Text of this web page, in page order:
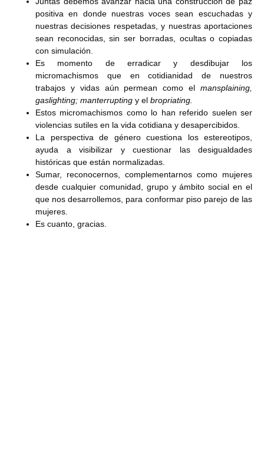
positiva en donde nuestras voces sean escuchadas y
nuestras decisiones respetadas, y nuestras aportaciones
sean reconocidas, sin ser borradas, ocultas o copiadas
con simulación.
Es momento de erradicar y desdibujar los
micromachismos que en cotidianidad de nuestros
trabajos y vidas aún permean como el mansplaining,
gaslighting; manterrupting y el bropriating.
Estos micromachismos como lo han referido suelen ser
violencias sutiles en la vida cotidiana y desapercibidos.
La perspectiva de género cuestiona los estereotipos,
ayuda a visibilizar y cuestionar las desigualdades
históricas que están normalizadas.
Sumar, reconocernos, complementarnos como mujeres
desde cualquier comunidad, grupo y ámbito social en el
que nos desarrollemos, para conformar piso parejo de las
mujeres.
Es cuanto, gracias.